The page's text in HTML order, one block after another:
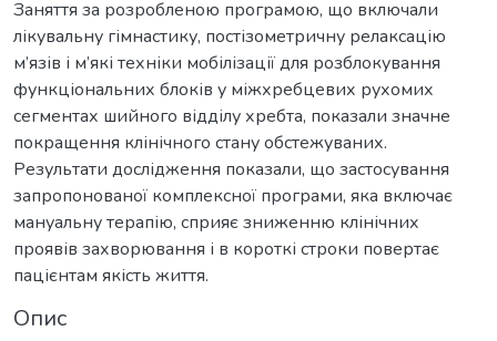
Заняття за розробленою програмою, що включали
лікувальну гімнастику, постізометричну релаксацію
м’язів і м’які техніки мобілізації для розблокування
функціональних блоків у міжхребцевих рухомих
сегментах шийного відділу хребта, показали значне
покращення клінічного стану обстежуваних.
Результати дослідження показали, що застосування
запропонованої комплексної програми, яка включає
мануальну терапію, сприяє зниженню клінічних
проявів захворювання і в короткі строки повертає
пацієнтам якість життя.
Опис